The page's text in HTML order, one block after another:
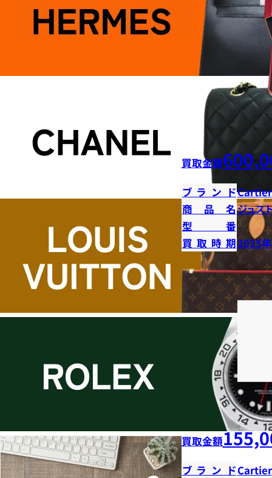
買取金額
ブランドCartier
商品名ジュス
型番
買取時期2025
買取金額
ブランドCartier